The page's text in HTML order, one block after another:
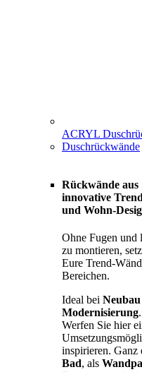
ACRYL
Duschrückwände
Rückwände
innovative
und Wohn-
Ohne Fugen und
zu montieren,
Eure Trend-
Bereichen.
Ideal bei Neubau
Modernisierung.
Werfen Sie hier
inspirieren. Ganz
Bad, als